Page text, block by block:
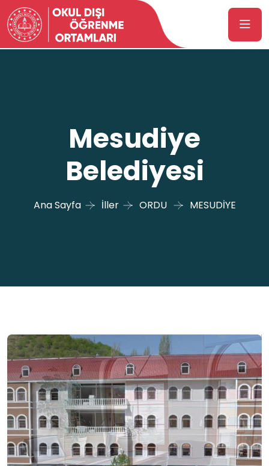
Mesudiye
Belediyesi
Ana Sayfa İller ORDU MESUDİYE